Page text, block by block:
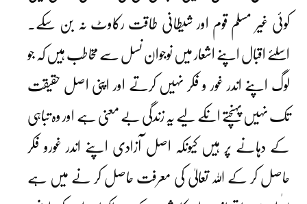
کوئی غیر مسلم قوم اور شیطانی طاقت رکاوٹ نہ بن سکے۔
اسلئے اقبال اپنے اشعار میں نوجوان نسل سے مخاطب ہیں کہ جو
لوگ اپنے اندر غور و فکر نہیں کرتے اور اپنی اصل حقیقت
تک نہیں پہنچتے انکے لیے یہ زندگی بے معنی ہے اور وہ تباہی
کے دہانے پر ہیں کیونکہ اصل آزادی اپنے اندر غورو فکر
حاصل کر کے اللہ تعالیٰ کی معرفت حاصل کر نے میں ہے